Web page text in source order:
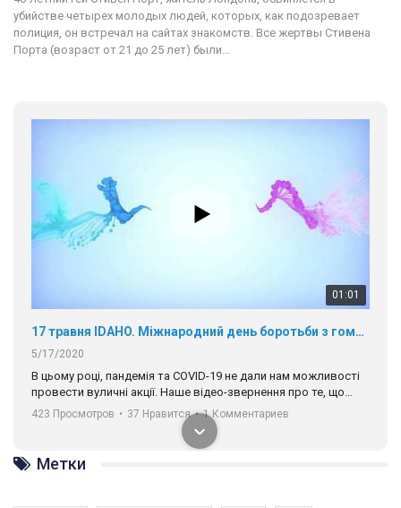
убийстве четырех молодых людей, которых, как подозревает
полиция, он встречал на сайтах знакомств. Все жертвы Стивена
Порта (возраст от 21 до 25 лет) были…
01:01
17 травня IDAHO. Міжнародний день боротьби з гомофобією трансфобією і біфобія.
5/17/2020
В цьому році, пандемія та COVІD-19 не дали нам можливості
провести вуличні акції. Наше відео-звернення про те, що
навіть коли ми у різних містах та не можемо зустрінеться, ми
разом. Ми закликаємо всіх хто поділяє цінності рівності та
солідарності, приєднатися до нас. Регіональні підрозділи
ГАУ є в 16 областях України.
Разом наш голос лунає гучніше!
423 Просмотров • 37 Нравится • 1 Комментариев
Метки